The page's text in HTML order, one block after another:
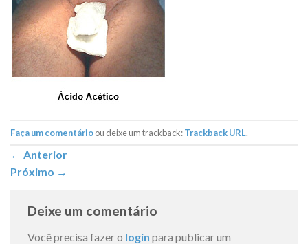
Faça um comentárioou deixe um trackback:Trackback URL.
← Anterior
Próximo →
Deixe um comentário
Você precisa fazer o login para publicar um